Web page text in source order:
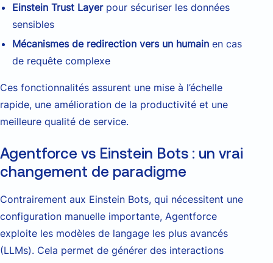
Einstein Trust Layerpour sécuriser les données
sensibles
Mécanismes de redirection vers un humain en cas
de requête complexe
Ces fonctionnalités assurent une mise à l’échelle
rapide, une amélioration de la productivité et une
meilleure qualité de service.
Agentforce vs Einstein Bots : un vrai
changement de paradigme
Contrairement aux Einstein Bots, qui nécessitent une
configuration manuelle importante, Agentforce
exploite les modèles de langage les plus avancés
(LLMs). Cela permet de générer des interactions